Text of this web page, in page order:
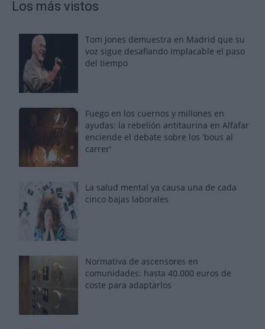
Los más vistos
Tom Jones demuestra en Madrid que su
voz sigue desafiando implacable el paso
del tiempo
Fuego en los cuernos y millones en
ayudas: la rebelión antitaurina en Alfafar
enciende el debate sobre los 'bous al
carrer'
La salud mental ya causa una de cada
cinco bajas laborales
Normativa de ascensores en
comunidades: hasta 40.000 euros de
coste para adaptarlos